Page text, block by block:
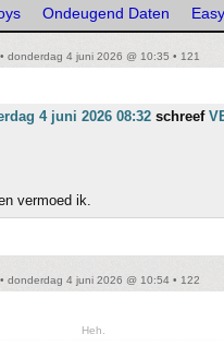
Ondeugend Daten
• donderdag 4 juni 2026 @ 10:35 • 121
4 juni 2026 08:32 schreef
vermoed ik.
• donderdag 4 juni 2026 @ 10:54 • 122
Heh.